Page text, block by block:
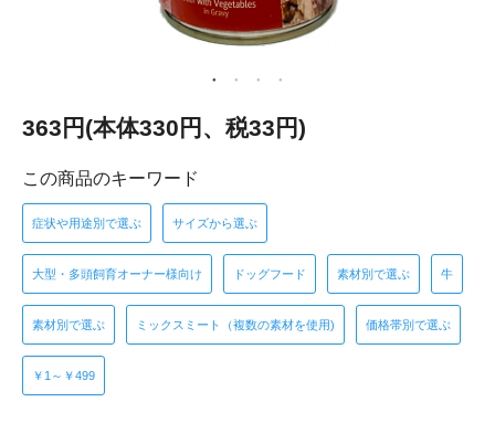
363円(本体330円、税33円)
この商品のキーワード
症状や用途別で選ぶ サイズから選ぶ
大型・多頭飼育オーナー様向け ドッグフード 素材別で選ぶ 牛
素材別で選ぶ ミックスミート（複数の素材を使用) 価格帯別で選ぶ
￥1～￥499